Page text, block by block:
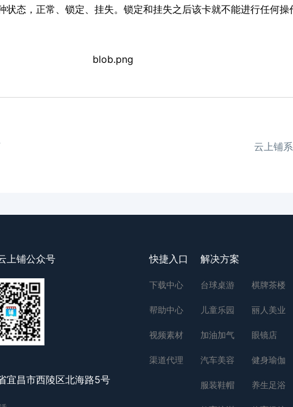
状态，正常、锁定、挂失。锁定和挂失之后该卡就不能进行任何操
云上铺
上铺公众号
宜昌市西陵区北海路5号
快捷入口
下载中心
帮助中心
视频素材
渠道代理
解决方案
台球桌游
儿童乐园
加油加气
汽车美容
服装鞋帽
棋牌茶楼
丽人美业
眼镜店
健身瑜伽
养生足浴